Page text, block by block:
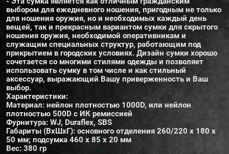
выбором для ежедневного ношения, пригодным не только
для ношения оружия, но и необходимых каждый день
вещей, так и прекрасным вариантом сумки для скрытого
ношения оружия, необходимой оперативникам и
служащим специальных структур, работающим под
прикрытием в городских условиях. Дизайн сумки хорошо
сочетается со многими стилями одежды и позволяет
использовать сумку в том числе и как стильный
аксессуар, выражающий Вашу приверженность и Ваш
выбор.
Характеристики:
Материал: нейлон плотностью 1000D, или нейлон
плотностью 500D с ИК ремиссией
Фурнитура: WJ, Duraflex, SBS
Габариты (ВxШхГ): основного отделения 260/220 х 180 х
50 мм; подсумка 460 х 85 х 20 мм
Вес: 380 гр